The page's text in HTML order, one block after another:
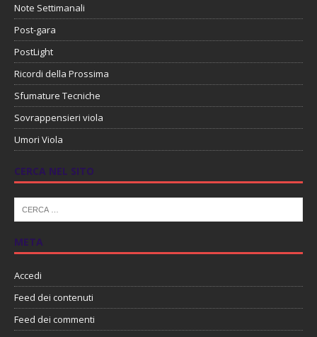
Note Settimanali
Post-gara
PostLight
Ricordi della Prossima
Sfumature Tecniche
Sovrappensieri viola
Umori Viola
CERCA NEL SITO
META
Accedi
Feed dei contenuti
Feed dei commenti